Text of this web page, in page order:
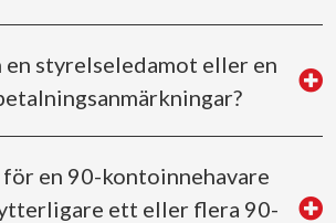
en styrelseledamot eller en
en 90-kontoinnehavare
ett eller flera 90-